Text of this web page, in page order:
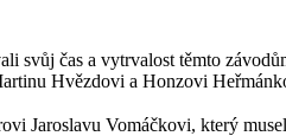
svůj čas a vytrvalost těmto
Hvězdovi a Honzovi
Jaroslavu Vomáčkovi, který